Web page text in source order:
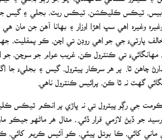
ٽيڪس ڪليڪشن، ٽيڪس ريٽ، بجلي ۽ گيس جي
وغيره اهي سڀ اهڙا اوزار ۽ بهانا آهن جن مان
پارٽيءَ جي جو اهي روڊن تي اچن، ڪو پمفليٽ،
مهانگائيءَ تي ڪنٽرول ڪن، غريب عوام جو سوچن،
چاهن ٿا. پر هر سرڪار پيٽرول، گيس ۽ بجليءَ
گهٽ نه ٿا ڪن، پرائيس ڪنٽرول ناهي.
جي رڳو پيٽرول تي نه ڀاڙي پر انڪم ٽيڪس
جو ڏيڻ لازمي قرار ڏئي.، مثال هر ماڻهو
ماني کائي، ڪا بوتل پيئي، ڪو آئيس ڪريم کائي،